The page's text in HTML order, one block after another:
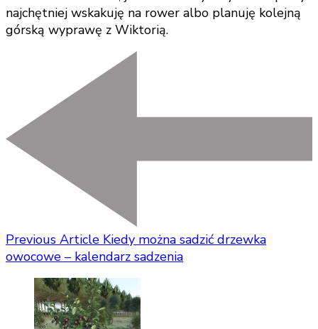
najchętniej wskakuję na rower albo planuję kolejną
górską wyprawę z Wiktorią.
Previous Article Kiedy można sadzić drzewka
owocowe – kalendarz sadzenia